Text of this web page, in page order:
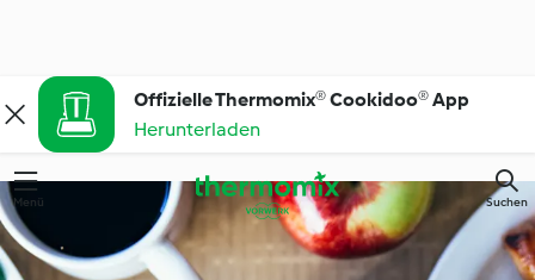
Offizielle Thermomix® Cookidoo® App
Herunterladen
Menü Suchen